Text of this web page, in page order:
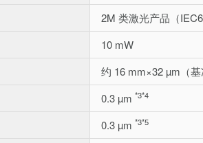
2M 类激光产品（
10 mW
约 16 mm×32 µm（基
0.3 µm *3*4
0.3 µm *3*5